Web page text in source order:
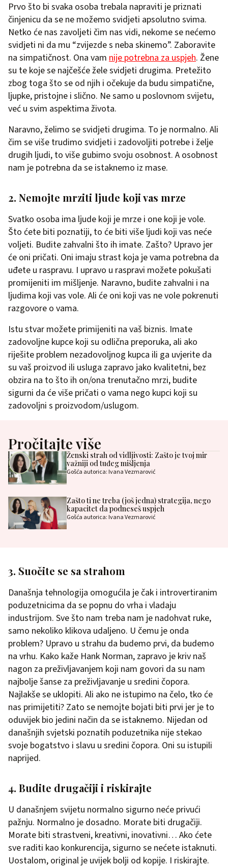
Prvo što bi svaka osoba trebala napraviti je priznati
činjenicu da se ne možemo svidjeti apsolutno svima.
Netko će nas zavoljeti čim nas vidi, nekome se nećemo
svidjeti ni da mu “zvijezde s neba skinemo”. Zaboravite
na simpatičnost. Ona vam nije potrebna za uspjeh. Žene
su te koje se najčešće žele svidjeti drugima. Pretežito
zbog toga što se od njih i očekuje da budu simpatične,
ljupke, pristojne i slično. Ne samo u poslovnom svijetu,
već u svim aspektima života.
Naravno, želimo se svidjeti drugima. To je normalno. Ali
čim se više trudimo svidjeti i zadovoljiti potrebe i želje
drugih ljudi, to više gubimo svoju osobnost. A osobnost
nam je potrebna da se istaknemo iz mase.
2. Nemojte mrziti ljude koji vas mrze
Svatko osoba ima ljude koji je mrze i one koji je vole.
Što ćete biti poznatiji, to će biti više ljudi koji vas neće
voljeti. Budite zahvalni što ih imate. Zašto? Upravo jer
će oni pričati. Oni imaju strast koja je vama potrebna da
uđete u raspravu. I upravo u raspravi možete pokušati
promijeniti im mišljenje. Naravno, budite zahvalni i na
ljudima koji vas vole. Ali će oni koji vas ne vole pokrenuti
razgovore o vama.
Istu stvar možete primijeniti na vaš biznis. Imate
zadovoljne kupce koji su odlična preporuka, ali ako
riješite problem nezadovoljnog kupca ili ga uvjerite da
su vaš proizvod ili usluga zapravo jako kvalitetni, bez
obzira na to što ih on/ona trenutačno mrzi, budite
sigurni da će više pričati o vama nego kupci koji su
zadovoljni s proizvodom/uslugom.
Pročitajte više
Ženski strah od vidljivosti: Zašto je tvoj mir
važniji od tuđeg mišljenja
Gošća autorica: Ivana Vezmarović
Zašto ti ne treba (još jedna) strategija, nego
kapacitet da podneseš uspjeh
Gošća autorica: Ivana Vezmarović
3. Suočite se sa strahom
Današnja tehnologija omogućila je čak i introvertiranim
poduzetnicima da se popnu do vrha i vladaju
industrijom. Sve što nam treba nam je nadohvat ruke,
samo nekoliko klikova udaljeno. U čemu je onda
problem? Upravo u strahu da budemo prvi, da budemo
na vrhu. Kako kaže Hank Norman, zapravo je kriv naš
nagon za preživljavanjem koji nam govori da su nam
najbolje šanse za preživljavanje u sredini čopora.
Najlakše se uklopiti. Ali ako ne istupimo na čelo, tko će
nas primijetiti? Zato se nemojte bojati biti prvi jer je to
oduvijek bio jedini način da se istaknemo. Nijedan od
današnjih svjetski poznatih poduzetnika nije stekao
svoje bogatstvo i slavu u sredini čopora. Oni su istupili
naprijed.
4. Budite drugačiji i riskirajte
U današnjem svijetu normalno sigurno neće privući
pažnju. Normalno je dosadno. Morate biti drugačiji.
Morate biti strastveni, kreativni, inovativni… Ako ćete
sve raditi kao konkurencija, sigurno se nećete istaknuti.
Uostalom, original je uvijek bolji od kopije. I riskirajte.